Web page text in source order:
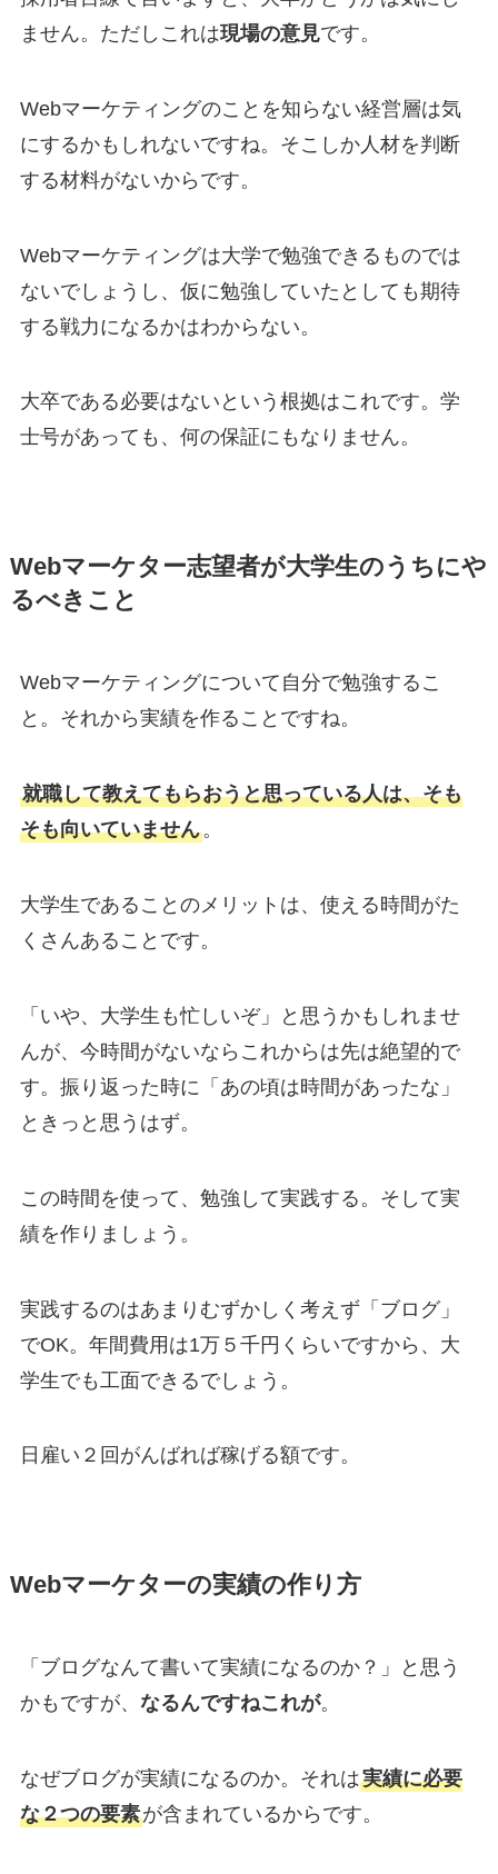
ません。ただしこれは現場の意見です。
Webマーケティングのことを知らない経営層は気
にするかもしれないですね。そこしか人材を判断
する材料がないからです。
Webマーケティングは大学で勉強できるものでは
ないでしょうし、仮に勉強していたとしても期待
する戦力になるかはわからない。
大卒である必要はないという根拠はこれです。学
士号があっても、何の保証にもなりません。
Webマーケター志望者が大学生のうちにや
るべきこと
Webマーケティングについて自分で勉強するこ
と。それから実績を作ることですね。
就職して教えてもらおうと思っている人は、そも
そも向いていません。
大学生であることのメリットは、使える時間がた
くさんあることです。
「いや、大学生も忙しいぞ」と思うかもしれませ
んが、今時間がないならこれからは先は絶望的で
す。振り返った時に「あの頃は時間があったな」
ときっと思うはず。
この時間を使って、勉強して実践する。そして実
績を作りましょう。
実践するのはあまりむずかしく考えず「ブログ」
でOK。年間費用は1万５千円くらいですから、大
学生でも工面できるでしょう。
日雇い２回がんばれば稼げる額です。
Webマーケターの実績の作り方
「ブログなんて書いて実績になるのか？」と思う
かもですが、 なるんですねこれが。
なぜブログが実績になるのか。それは実績に必要
な２つの要素が含まれているからです。